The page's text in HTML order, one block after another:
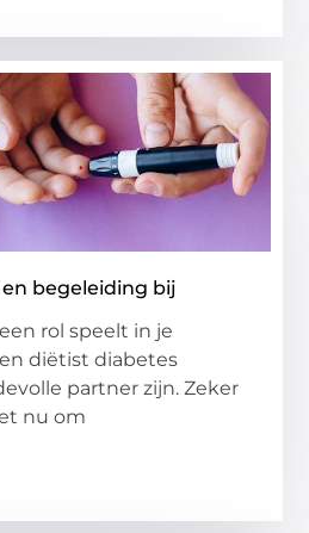
begeleiding bij
rol speelt in je
diëtist diabetes
partner zijn. Zeker
nu om